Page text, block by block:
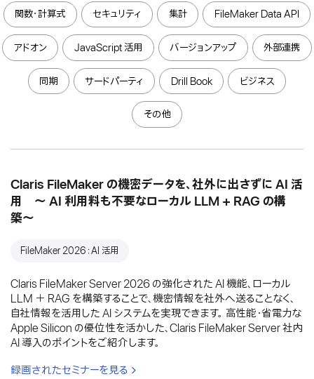
関数・計算式 セキュリティ 集計 FileMaker Data API
アドオン JavaScript 活用 バージョンアップ 外部連携
同期 サードパーティ Drill Book ビジネス
その他
Claris FileMaker の機密データを、社外に出さずに AI 活
用 〜 AI 利用料も不要なローカル LLM + RAG の構
築〜
FileMaker 2026：AI 活用
Claris FileMaker Server 2026 の強化された AI 機能、ローカル
LLM ＋ RAG を構築することで、機密情報を社外へ送ることなく、
自社情報を活用した AI システムを実現できます。 高性能・省電力な
Apple Silicon の優位性を活かした、Claris FileMaker Server 社内
AI 導入のポイントをご紹介します。
録画されたセミナーを見る